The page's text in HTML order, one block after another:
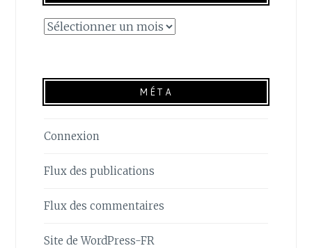
Archives
MÉTA
Connexion
Flux des publications
Flux des commentaires
Site de WordPress-FR